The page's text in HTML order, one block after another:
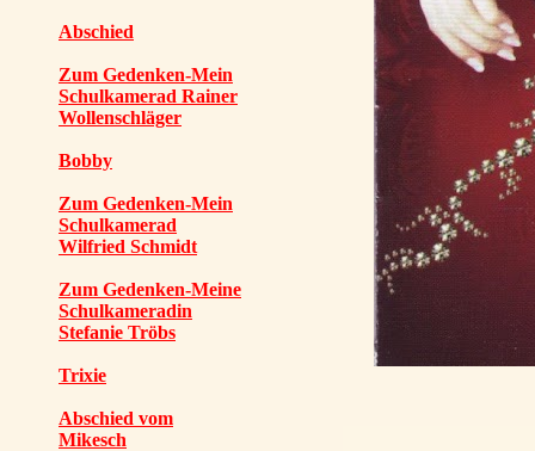
Abschied
Zum Gedenken-Mein
Schulkamerad Rainer
Wollenschläger
Bobby
Zum Gedenken-Mein
Schulkamerad
Wilfried Schmidt
Zum Gedenken-Meine
Schulkameradin
Stefanie Tröbs
Trixie
Abschied vom
Mikesch